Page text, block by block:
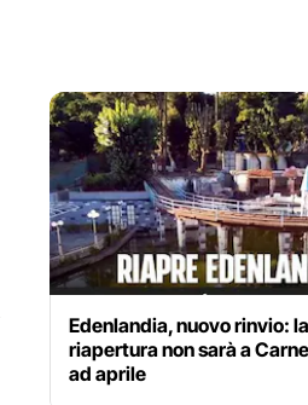
Edenlandia, nuovo rinvio: la
riapertura non sarà a
ad aprile